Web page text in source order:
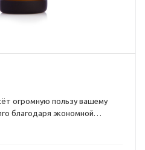
огромную пользу вашему
благодаря экономной
состав входит тимол,